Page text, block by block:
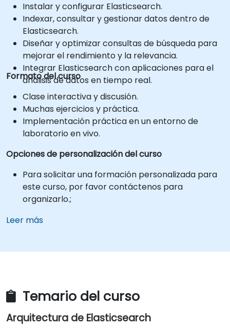
Instalar y configurar Elasticsearch.
Indexar, consultar y gestionar datos dentro de
Elasticsearch.
Diseñar y optimizar consultas de búsqueda para
mejorar el rendimiento y la relevancia.
Integrar Elasticsearch con aplicaciones para el
análisis de datos en tiempo real.
Formato del curso
Clase interactiva y discusión.
Muchas ejercicios y práctica.
Implementación práctica en un entorno de
laboratorio en vivo.
Opciones de personalización del curso
Para solicitar una formación personalizada para
este curso, por favor contáctenos para
organizarlo.;
Leer más
Temario del curso
Arquitectura de Elasticsearch